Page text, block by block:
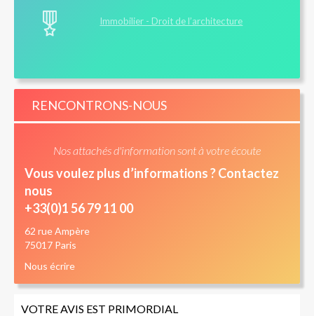
Immobilier - Droit de l’architecture
RENCONTRONS-NOUS
Nos attachés d'information sont à votre écoute
Vous voulez plus d’informations ? Contactez
nous
+33(0)1 56 79 11 00
62 rue Ampère
75017 Paris
Nous écrire
VOTRE AVIS EST PRIMORDIAL